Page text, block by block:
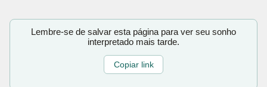
Lembre-se de salvar esta página para ver seu sonho
interpretado mais tarde.
Copiar link